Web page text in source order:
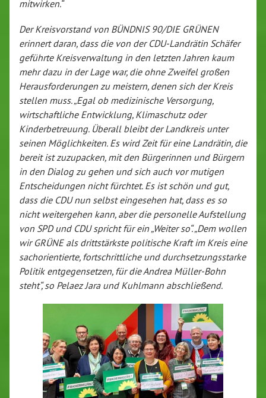
mitwirken.“
Der Kreisvorstand von BÜNDNIS 90/DIE GRÜNEN
erinnert daran, dass die von der CDU-Landrätin Schäfer
geführte Kreisverwaltung in den letzten Jahren kaum
mehr dazu in der Lage war, die ohne Zweifel großen
Herausforderungen zu meistern, denen sich der Kreis
stellen muss. „Egal ob medizinische Versorgung,
wirtschaftliche Entwicklung, Klimaschutz oder
Kinderbetreuung. Überall bleibt der Landkreis unter
seinen Möglichkeiten. Es wird Zeit für eine Landrätin, die
bereit ist zuzupacken, mit den Bürgerinnen und Bürgern
in den Dialog zu gehen und sich auch vor mutigen
Entscheidungen nicht fürchtet. Es ist schön und gut,
dass die CDU nun selbst eingesehen hat, dass es so
nicht weitergehen kann, aber die personelle Aufstellung
von SPD und CDU spricht für ein „Weiter so“. „Dem wollen
wir GRÜNE als drittstärkste politische Kraft im Kreis eine
sachorientierte, fortschrittliche und durchsetzungsstarke
Politik entgegensetzen, für die Andrea Müller-Bohn
steht“, so Pelaez Jara und Kuhlmann abschließend.